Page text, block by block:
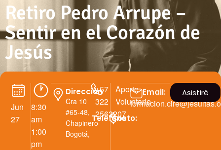
Retiro Pedro Arrupe –
Sentir en el Corazón de
Jesús
Jun
27
8:30
am
1:00
pm
Dirección
Cra 10
#65-48,
Chapinero
Bogotá,
Teléfono
+57
322
2563207
Costo:
Aporte
Voluntario
Email: Asistiré